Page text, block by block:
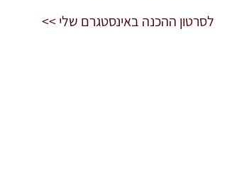
לסרטון ההכנה באינסטגרם שלי >>